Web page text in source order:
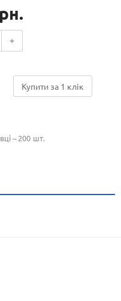
+
Купити за 1 клiк
– 200 шт.